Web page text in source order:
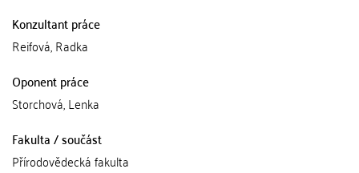
Konzultant práce
Reifová, Radka
Oponent práce
Storchová, Lenka
Fakulta / součást
Přírodovědecká fakulta